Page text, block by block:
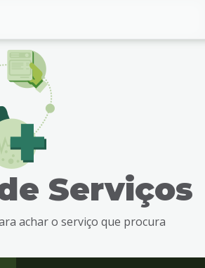
Serviços
achar o serviço que procura